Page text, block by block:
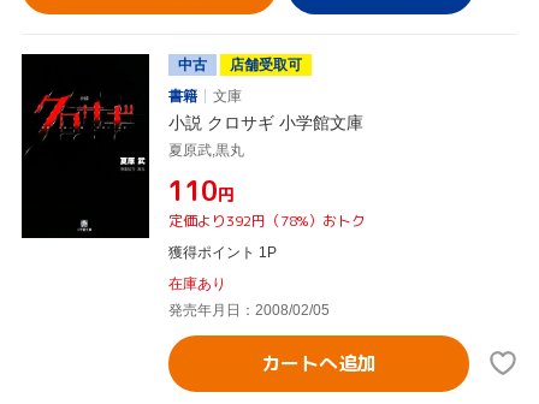
中古
店舗受取可
書籍
文庫
小説 クロサギ 小学館文庫
夏原武,黒丸
¥110円
定価より392円（78%）おトク
獲得ポイント 1P
在庫あり
発売年月日：2008/02/05
カートへ追加